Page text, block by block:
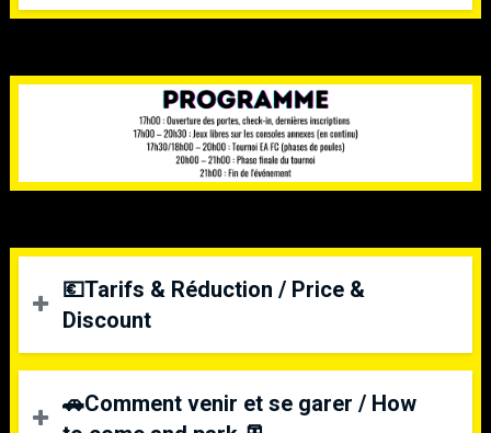
💶Tarifs & Réduction / Price &
Discount
10€ par joueur
🚗Comment venir et se garer / How